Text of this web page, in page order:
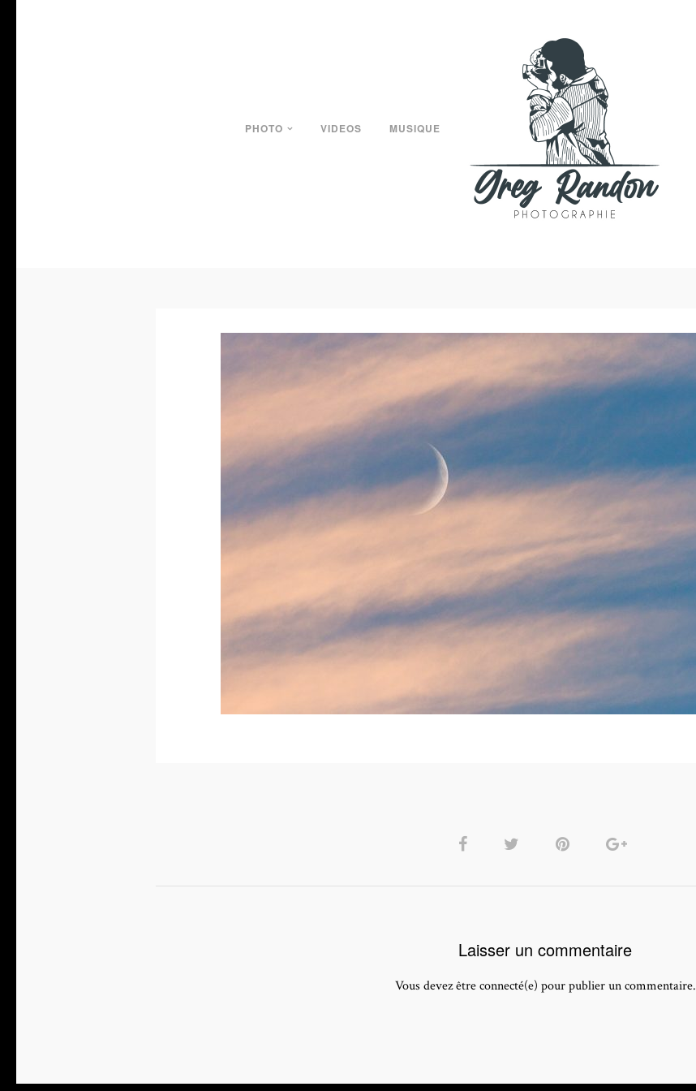
PHOTO VIDEOS MUSIQUE
Laisser un commentaire
Vous devez être connecté(e) pour publier un commentaire.